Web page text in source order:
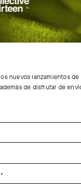
nuevos lanzamientos de
de disfrutar de
*